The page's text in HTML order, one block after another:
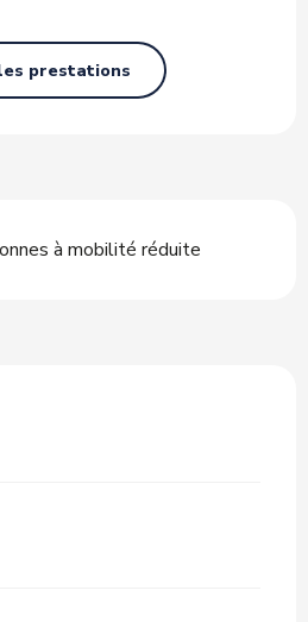
prestations
à mobilité réduite